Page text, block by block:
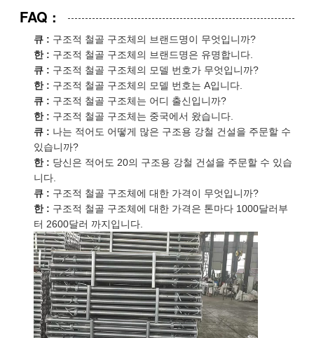
FAQ :
큐 : 구조적 철골 구조체의 브랜드명이 무엇입니까?
한 : 구조적 철골 구조체의 브랜드명은 유명합니다.
큐 : 구조적 철골 구조체의 모델 번호가 무엇입니까?
한 : 구조적 철골 구조체의 모델 번호는 A입니다.
큐 : 구조적 철골 구조체는 어디 출신입니까?
한 : 구조적 철골 구조체는 중국에서 왔습니다.
큐 : 나는 적어도 어떻게 많은 구조용 강철 건설을 주문할 수
있습니까?
한 : 당신은 적어도 20의 구조용 강철 건설을 주문할 수 있습
니다.
큐 : 구조적 철골 구조체에 대한 가격이 무엇입니까?
한 : 구조적 철골 구조체에 대한 가격은 톤마다 1000달러부
터 2600달러 까지입니다.